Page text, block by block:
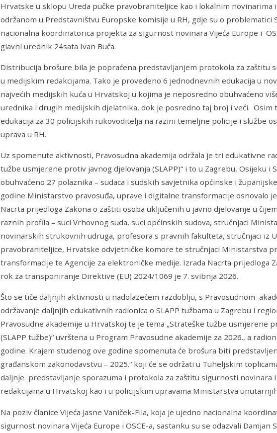
Hrvatske u sklopu Ureda pučke pravobraniteljice kao i lokalnim novinarima
održanom u Predstavništvu Europske komisije u RH, gdje su o problematici
nacionalna koordinatorica projekta za sigurnost novinara Vijeća Europe i
glavni urednik 24sata Ivan Buča.
Distribucija brošure bila je popraćena predstavljanjem protokola za zaštitu
u medijskim redakcijama. Tako je provedeno 6 jednodnevnih edukacija u
najvećih medijskih kuća u Hrvatskoj u kojima je neposredno obuhvaćeno
urednika i drugih medijskih djelatnika, dok je posredno taj broj i veći. Osim
edukacija za 30 policijskih rukovoditelja na razini temeljne policije i službe
uprava u RH.
Uz spomenute aktivnosti, Pravosudna akademija održala je tri edukativne
tužbe usmjerene protiv javnog djelovanja (SLAPP)“ i to u Zagrebu, Osijeku i
obuhvaćeno 27 polaznika – sudaca i sudskih savjetnika općinske i
godine Ministarstvo pravosuđa, uprave i digitalne transformacije osnovalo
Nacrta prijedloga Zakona o zaštiti osoba uključenih u javno djelovanje u
raznih profila – suci Vrhovnog suda, suci općinskih sudova, stručnjaci
novinarskih strukovnih udruga, profesora s pravnih fakulteta, stručnjaci iz
pravobraniteljice, Hrvatske odvjetničke komore te stručnjaci Ministarstva
transformacije te Agencije za elektroničke medije. Izrada Nacrta prijedloga
rok za transponiranje Direktive (EU) 2024/1069 je 7. svibnja 2026.
Što se tiče daljnjih aktivnosti u nadolazećem razdoblju, s Pravosudnom
održavanje daljnjih edukativnih radionica o SLAPP tužbama u Zagrebu i
Pravosudne akademije u Hrvatskoj te je tema „Strateške tužbe usmjerene
(SLAPP tužbe)“ uvrštena u Program Pravosudne akademije za 2026., a
godine. Krajem studenog ove godine spomenuta će brošura biti
građanskom zakonodavstvu – 2025.“ koji će se održati u Tuheljskim
daljnje predstavljanje sporazuma i protokola za zaštitu sigurnosti novinara
redakcijama u Hrvatskoj kao i u policijskim upravama Ministarstva
Na poziv članice Vijeća Jasne Vaniček-Fila, koja je ujedno nacionalna
sigurnost novinara Vijeća Europe i OSCE-a, sastanku su se odazvali Damjan